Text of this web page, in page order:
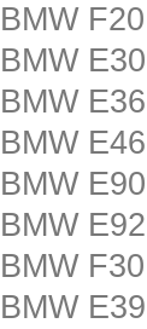
BMW
BMW
BMW
BMW
BMW
BMW
BMW
BMW